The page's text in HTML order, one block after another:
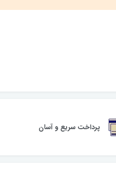
پرداخت سریع و آسان